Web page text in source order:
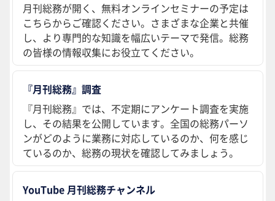
月刊総務が開く、無料オンラインセミナーの予定は
こちらからご確認ください。さまざまな企業と共催
し、より専門的な知識を幅広いテーマで発信。総務
の皆様の情報収集にお役立てください。
『月刊総務』調査
『月刊総務』では、不定期にアンケート調査を実施
し、その結果を公開しています。全国の総務パーソ
ンがどのように業務に対応しているのか、何を感じ
ているのか、総務の現状を確認してみましょう。
YouTube 月刊総務チャンネル